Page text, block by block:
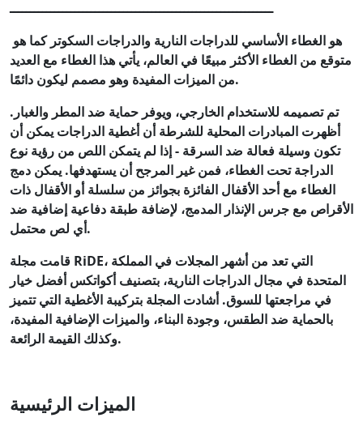
ـــــــــــــــــــــــــــــــــــــــــــــــــــــــــــــــــ
متوقع من الغطاء الأكثر مبيعًا في العالم، يأتي هذا الغطاء مع العديد
من الميزات المفيدة وهو مصمم ليكون دائمًا.
تم تصميمه للاستخدام الخارجي، ويوفر حماية ضد المطر والغبار.
أظهرت المبادرات المحلية للشرطة أن أغطية الدراجات يمكن أن
تكون وسيلة فعالة ضد السرقة - إذا لم يتمكن اللص من رؤية نوع
الدراجة تحت الغطاء، فمن غير المرجح أن يستهدفها. يمكن دمج
الغطاء مع أحد الأقفال الفائزة بجوائز من سلسلة أو الأقفال ذات
الأقراص مع جرس الإنذار المدمج، لإضافة طبقة دفاعية إضافية ضد
أي لص محتمل.
قامت مجلة RiDE، التي تعد من أشهر المجلات في المملكة
المتحدة في مجال الدراجات النارية، بتصنيف أكواتكس أفضل خيار
في مراجعتها للسوق. أشادت المجلة بتركيبة الأغطية التي تتميز
بالحماية ضد الطقس، وجودة البناء، والميزات الإضافية المفيدة،
وكذلك القيمة الرائعة.